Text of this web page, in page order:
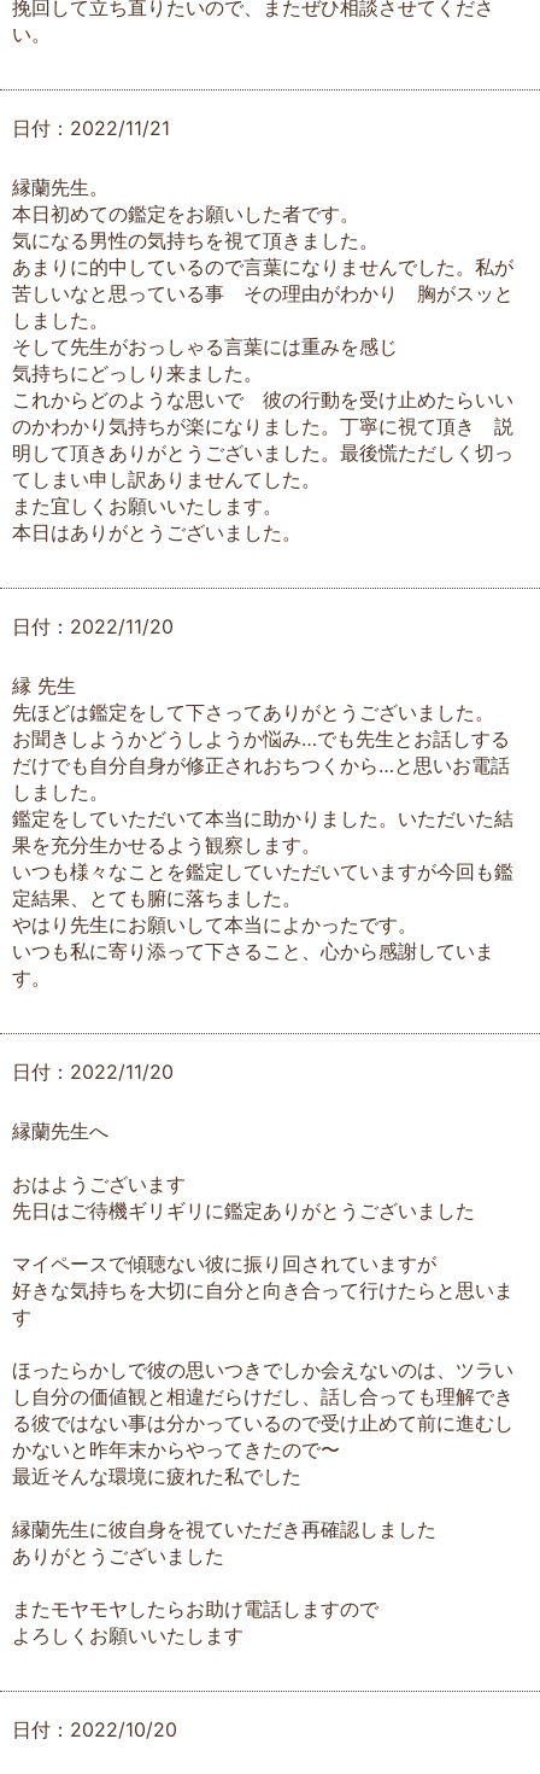
挽回して立ち直りたいので、またぜひ相談させてくださ
い。
日付：2022/11/21
縁蘭先生。
本日初めての鑑定をお願いした者です。
気になる男性の気持ちを視て頂きました。
あまりに的中しているので言葉になりませんでした。私が
苦しいなと思っている事 その理由がわかり 胸がスッと
しました。
そして先生がおっしゃる言葉には重みを感じ
気持ちにどっしり来ました。
これからどのような思いで 彼の行動を受け止めたらいい
のかわかり気持ちが楽になりました。丁寧に視て頂き 説
明して頂きありがとうございました。最後慌ただしく切っ
てしまい申し訳ありませんてした。
また宜しくお願いいたします。
本日はありがとうございました。
日付：2022/11/20
縁 先生
先ほどは鑑定をして下さってありがとうございました。
お聞きしようかどうしようか悩み…でも先生とお話しする
だけでも自分自身が修正されおちつくから…と思いお電話
しました。
鑑定をしていただいて本当に助かりました。いただいた結
果を充分生かせるよう観察します。
いつも様々なことを鑑定していただいていますが今回も鑑
定結果、とても腑に落ちました。
やはり先生にお願いして本当によかったです。
いつも私に寄り添って下さること、心から感謝していま
す。
日付：2022/11/20
縁蘭先生へ
おはようございます
先日はご待機ギリギリに鑑定ありがとうございました
マイペースで傾聴ない彼に振り回されていますが
好きな気持ちを大切に自分と向き合って行けたらと思いま
す
ほったらかしで彼の思いつきでしか会えないのは、ツラい
し自分の価値観と相違だらけだし、話し合っても理解でき
る彼ではない事は分かっているので受け止めて前に進むし
かないと昨年末からやってきたので〜
最近そんな環境に疲れた私でした
縁蘭先生に彼自身を視ていただき再確認しました
ありがとうございました
またモヤモヤしたらお助け電話しますので
よろしくお願いいたします
日付：2022/10/20